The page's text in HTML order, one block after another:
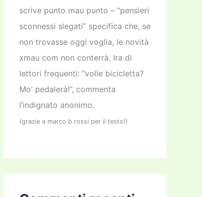
scrive punto mau punto – “pensieri
sconnessi slegati” specifica che, se
non trovasse oggi voglia, le novità
xmau com non conterrà. Ira di
lettori frequenti: “volle bicicletta?
Mo’ pedalerà!”, commenta
l’indignato anonimo.
(grazie a marco b rossi per il testo!)